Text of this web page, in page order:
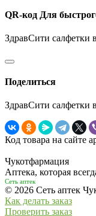
QR-код Для
ЗдравСити салфетки
Поделиться
ЗдравСити салфетки
Код товара на сайте
Чукотфармация
Аптека, которая
Сеть аптек
© 2026 Сеть аптек
Как делать заказ
Проверить заказ